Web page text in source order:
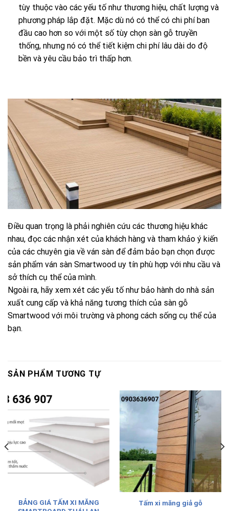
tùy thuộc vào các yếu tố như thương hiệu, chất lượng và
phương pháp lắp đặt. Mặc dù nó có thể có chi phí ban
đầu cao hơn so với một số tùy chọn sàn gỗ truyền
thống, nhưng nó có thể tiết kiệm chi phí lâu dài do độ
bền và yêu cầu bảo trì thấp hơn.
Điều quan trọng là phải nghiên cứu các thương hiệu khác
nhau, đọc các nhận xét của khách hàng và tham khảo ý kiến
của các chuyên gia về ván sàn để đảm bảo bạn chọn được
sản phẩm ván sàn Smartwood uy tín phù hợp với nhu cầu và
sở thích cụ thể của mình.
Ngoài ra, hãy xem xét các yếu tố như bảo hành do nhà sản
xuất cung cấp và khả năng tương thích của sàn gỗ
Smartwood với môi trường và phong cách sống cụ thể của
bạn.
SẢN PHẨM TƯƠNG TỰ
BẢNG GIÁ TẤM XI MĂNG
Tấm xi măng giả gỗ